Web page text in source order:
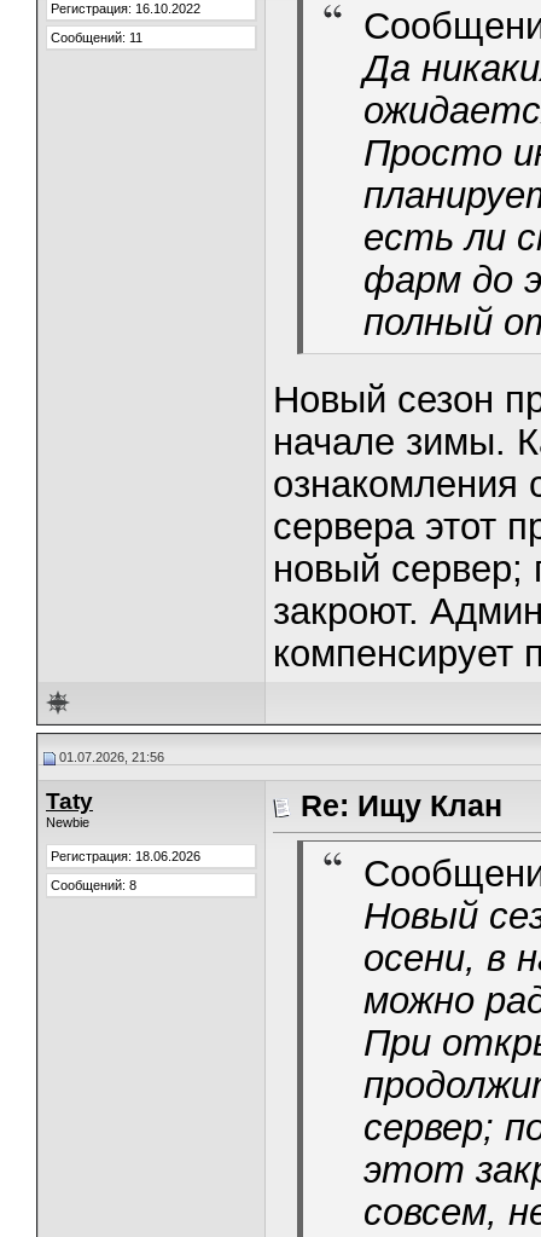
Регистрация: 16.10.2022
Сообщений: 11
Да
Просто
есть ли
фарм до
полный
Новый сезон
начале зимы.
ознакомления
сервера этот
новый сервер;
закроют.
компенсирует
01.07.2026, 21:56
Taty
Newbie
Регистрация: 18.06.2026
Сообщений: 8
Re: Ищу Клан
Новый
осени, в
можно
При
сервер;
этот
совсем,